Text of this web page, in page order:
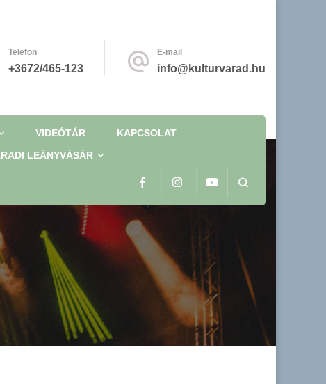
Telefon
+3672/465-123
E-mail
info@kulturvarad.hu
VIDEÓTÁR
KAPCSOLAT
LEÁNYVÁSÁR